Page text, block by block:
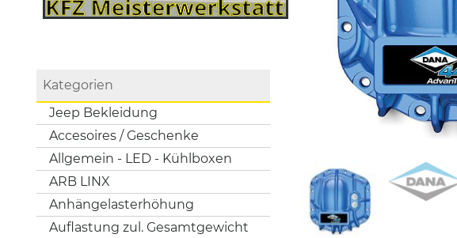
Kategorien
Jeep Bekleidung
Accesoires / Geschenke
Allgemein - LED - Kühlboxen
ARB LINX
Anhängelasterhöhung
Auflastung zul. Gesamtgewicht